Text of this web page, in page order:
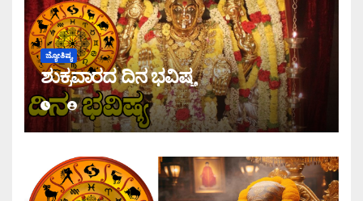
ಜ್ಯೋತಿಷ್ಯ
ಶುಕ್ರವಾರದ ದಿನ ಭವಿಷ್ಯ